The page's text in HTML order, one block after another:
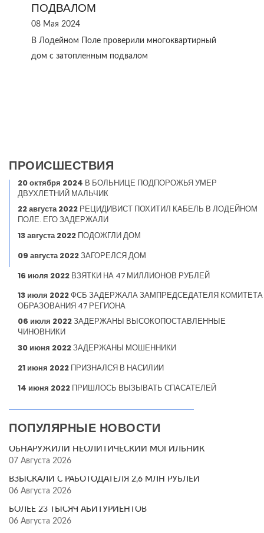
ПОДВАЛОМ
08 Мая 2024
В Лодейном Поле проверили многоквартирный
дом с затопленным подвалом
ПРОИСШЕСТВИЯ
20 октября 2024 В БОЛЬНИЦЕ ПОДПОРОЖЬЯ УМЕР
ДВУХЛЕТНИЙ МАЛЬЧИК
22 августа 2022 РЕЦИДИВИСТ ПОХИТИЛ КАБЕЛЬ В ЛОДЕЙНОМ
ПОЛЕ. ЕГО ЗАДЕРЖАЛИ
13 августа 2022 ПОДОЖГЛИ ДОМ
09 августа 2022ЗАГОРЕЛСЯ ДОМ
16 июля 2022 ВЗЯТКИ НА 47 МИЛЛИОНОВ РУБЛЕЙ
13 июля 2022ФСБ ЗАДЕРЖАЛА ЗАМПРЕДСЕДАТЕЛЯ КОМИТЕТА
ОБРАЗОВАНИЯ 47 РЕГИОНА
06 июля 2022ЗАДЕРЖАНЫ ВЫСОКОПОСТАВЛЕННЫЕ
ЧИНОВНИКИ
30 июня 2022ЗАДЕРЖАНЫ МОШЕННИКИ
21 июня 2022 ПРИЗНАЛСЯ В НАСИЛИИ
14 июня 2022 ПРИШЛОСЬ ВЫЗЫВАТЬ СПАСАТЕЛЕЙ
ПОПУЛЯРНЫЕ НОВОСТИ
ОБНАРУЖИЛИ НЕОЛИТИЧЕСКИЙ МОГИЛЬНИК
07 Августа 2026
ВЗЫСКАЛИ С РАБОТОДАТЕЛЯ 2,6 МЛН РУБЛЕЙ
06 Августа 2026
БОЛЕЕ 23 ТЫСЯЧ АБИТУРИЕНТОВ
06 Августа 2026